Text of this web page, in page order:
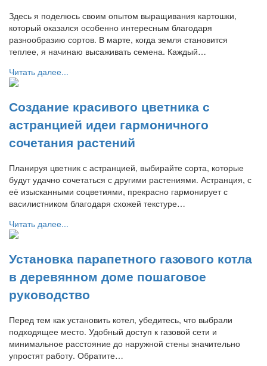
Здесь я поделюсь своим опытом выращивания картошки,
который оказался особенно интересным благодаря
разнообразию сортов. В марте, когда земля становится
теплее, я начинаю высаживать семена. Каждый…
Читать далее...
Создание красивого цветника с
астранцией идеи гармоничного
сочетания растений
Планируя цветник с астранцией, выбирайте сорта, которые
будут удачно сочетаться с другими растениями. Астранция, с
её изысканными соцветиями, прекрасно гармонирует с
василистником благодаря схожей текстуре…
Читать далее...
Установка парапетного газового котла
в деревянном доме пошаговое
руководство
Перед тем как установить котел, убедитесь, что выбрали
подходящее место. Удобный доступ к газовой сети и
минимальное расстояние до наружной стены значительно
упростят работу. Обратите…